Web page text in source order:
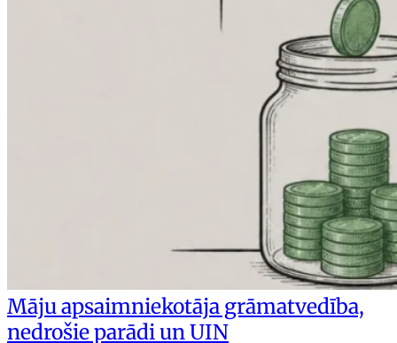
Māju apsaimniekotāja grāmatvedība,
nedrošie parādi un UIN